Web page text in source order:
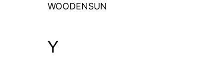
WOODENSUN
Y